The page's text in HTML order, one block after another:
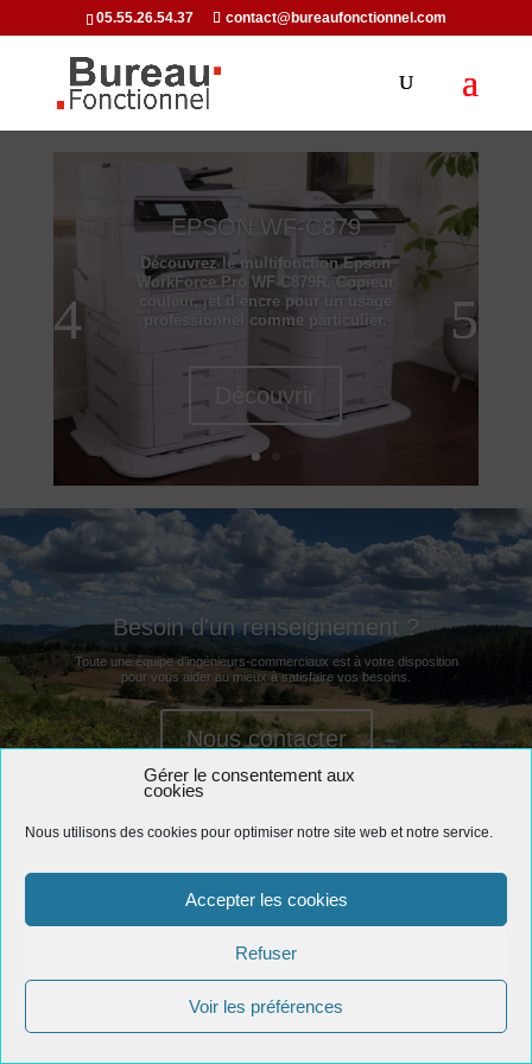
Gérer le consentement aux
cookies
Nous utilisons des cookies pour optimiser notre site web et notre service.
Accepter les cookies
Refuser
Voir les préférences
05.55.26.54.37 contact@bureaufonctionnel.com
EPSON WF-C879
Découvrez le multifonction Epson
WorkForce Pro WF-C879R. Copieur
couleur, jet d’encre pour un usage
professionnel comme particulier.
Découvrir
Besoin d'un renseignement ?
Toute une équipe d’ingénieurs-commerciaux est à votre disposition
pour vous aider au mieux à satisfaire vos besoins.
Nous contacter
BUREAU FONCTIONNEL 2020-2024